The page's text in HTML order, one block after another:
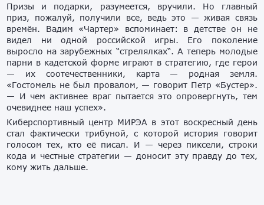
Призы и подарки, разумеется, вручили. Но главный
приз, пожалуй, получили все, ведь это — живая связь
времён. Вадим «Чартер» вспоминает: в детстве он не
видел ни одной российской игры. Его поколение
выросло на зарубежных “стрелялках“. А теперь молодые
парни в кадетской форме играют в стратегию, где герои
— их соотечественники, карта — родная земля.
«Гостомель не был провалом, — говорит Петр «Бустер».
— И чем активнее враг пытается это опровергнуть, тем
очевиднее наш успех».
Киберспортивный центр МИРЭА в этот воскресный день
стал фактически трибуной, с которой история говорит
голосом тех, кто её писал. И — через пиксели, строки
кода и честные стратегии — доносит эту правду до тех,
кому жить дальше.